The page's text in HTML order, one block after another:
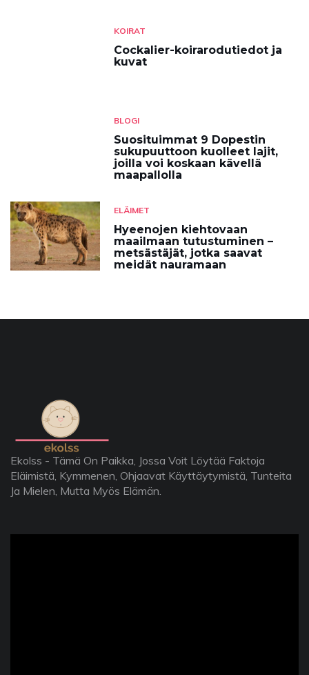
KOIRAT
Cockalier-koirarodutiedot ja
kuvat
BLOGI
Suosituimmat 9 Dopestin
sukupuuttoon kuolleet lajit,
joilla voi koskaan kävellä
maapallolla
ELÄIMET
Hyeenojen kiehtovaan
maailmaan tutustuminen –
metsästäjät, jotka saavat
meidät nauramaan
Ekolss - Tämä On Paikka, Jossa Voit Löytää Faktoja
Eläimistä, Kymmenen, Ohjaavat Käyttäytymistä, Tunteita
Ja Mielen, Mutta Myös Elämän.